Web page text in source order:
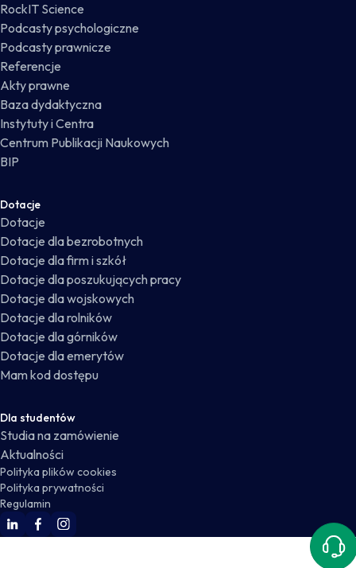
RockIT Science
Podcasty psychologiczne
Podcasty prawnicze
Referencje
Akty prawne
Baza dydaktyczna
Instytuty i Centra
Centrum Publikacji Naukowych
BIP
Dotacje
Dotacje
Dotacje dla bezrobotnych
Dotacje dla firm i szkół
Dotacje dla poszukujących pracy
Dotacje dla wojskowych
Dotacje dla rolników
Dotacje dla górników
Dotacje dla emerytów
Mam kod dostępu
Dla studentów
Studia na zamówienie
Aktualności
Polityka plików cookies
Polityka prywatności
Regulamin
WSKZ Linkedin
WSKZ Facebook
WSKZ Instagram